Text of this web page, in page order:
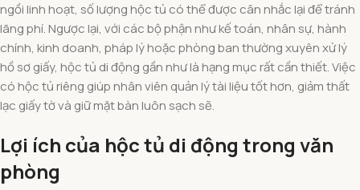
ngồi linh hoạt, số lượng hộc tủ có thể được cân nhắc lại để tránh
lãng phí. Ngược lại, với các bộ phận như kế toán, nhân sự, hành
chính, kinh doanh, pháp lý hoặc phòng ban thường xuyên xử lý
hồ sơ giấy, hộc tủ di động gần như là hạng mục rất cần thiết. Việc
có hộc tủ riêng giúp nhân viên quản lý tài liệu tốt hơn, giảm thất
lạc giấy tờ và giữ mặt bàn luôn sạch sẽ.
Lợi ích của hộc tủ di động trong văn
phòng